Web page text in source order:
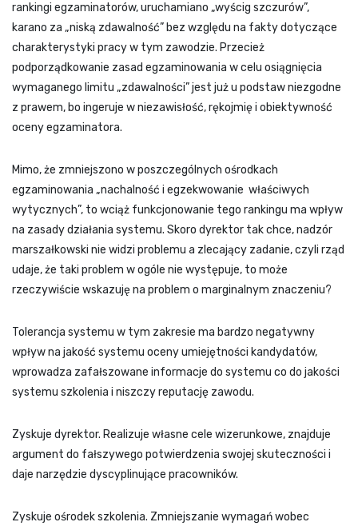
rankingi egzaminatorów, uruchamiano „wyścig szczurów”,
karano za „niską zdawalność” bez względu na fakty dotyczące
charakterystyki pracy w tym zawodzie. Przecież
podporządkowanie zasad egzaminowania w celu osiągnięcia
wymaganego limitu „zdawalności” jest już u podstaw niezgodne
z prawem, bo ingeruje w niezawisłość, rękojmię i obiektywność
oceny egzaminatora.
Mimo, że zmniejszono w poszczególnych ośrodkach
egzaminowania „nachalność i egzekwowanie właściwych
wytycznych”, to wciąż funkcjonowanie tego rankingu ma wpływ
na zasady działania systemu. Skoro dyrektor tak chce, nadzór
marszałkowski nie widzi problemu a zlecający zadanie, czyli rząd
udaje, że taki problem w ogóle nie występuje, to może
rzeczywiście wskazuję na problem o marginalnym znaczeniu?
Tolerancja systemu w tym zakresie ma bardzo negatywny
wpływ na jakość systemu oceny umiejętności kandydatów,
wprowadza zafałszowane informacje do systemu co do jakości
systemu szkolenia i niszczy reputację zawodu.
Zyskuje dyrektor. Realizuje własne cele wizerunkowe, znajduje
argument do fałszywego potwierdzenia swojej skuteczności i
daje narzędzie dyscyplinujące pracowników.
Zyskuje ośrodek szkolenia. Zmniejszanie wymagań wobec